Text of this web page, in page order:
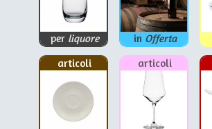
per liquore in Offerta
articoli
articoli